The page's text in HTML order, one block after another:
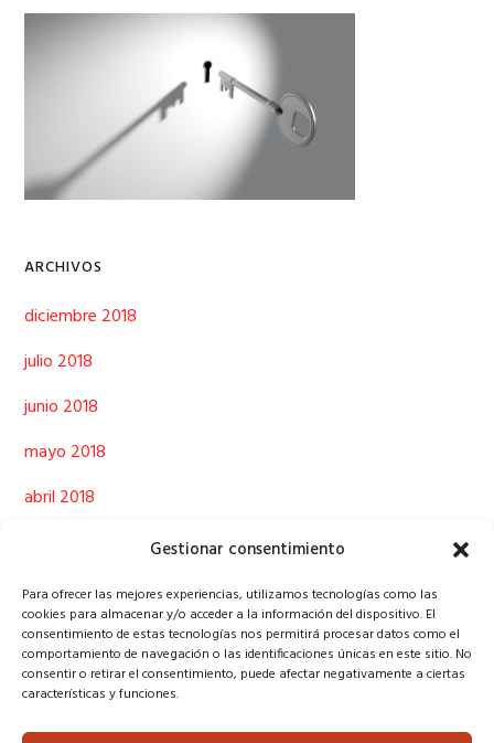
Gestionar consentimiento
Para ofrecer las mejores experiencias, utilizamos tecnologías como las
cookies para almacenar y/o acceder a la información del dispositivo. El
consentimiento de estas tecnologías nos permitirá procesar datos como el
comportamiento de navegación o las identificaciones únicas en este sitio. No
consentir o retirar el consentimiento, puede afectar negativamente a ciertas
características y funciones.
ARCHIVOS
diciembre 2018
julio 2018
junio 2018
mayo 2018
abril 2018
febrero 2018
enero 2018
diciembre 2017